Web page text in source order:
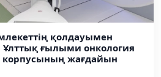
қолдауымен
ғылыми онкология
жағдайын